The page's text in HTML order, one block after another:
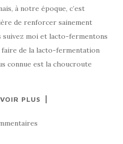
à notre époque, c’est
de renforcer sainement
moi et lacto-fermentons
de la lacto-fermentation
connue est la choucroute
PLUS